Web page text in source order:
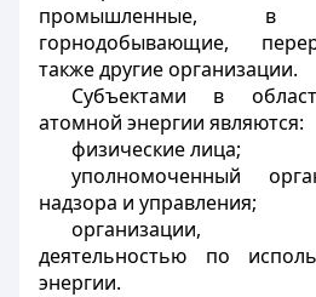
промышленные,
горнодобывающие,
также другие организации.
Субъектами в
атомной энергии являются:
физические лица;
уполномоченный
надзора и управления;
организации,
деятельностью по
энергии.